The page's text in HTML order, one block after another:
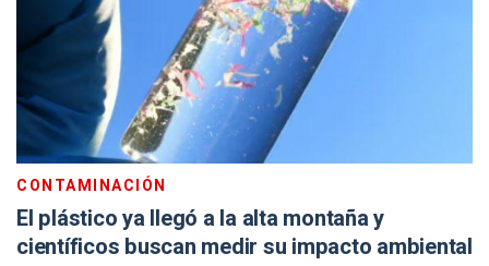
CONTAMINACIÓN
El plástico ya llegó a la alta montaña y
científicos buscan medir su impacto ambiental